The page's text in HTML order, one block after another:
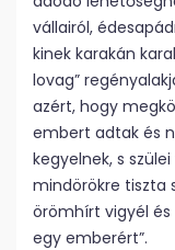
vállairól,
kinek karakán
lovag”
azért, hogy
embert adtak és
kegyelnek, s
mindörökre tiszta
örömhírt vigyél és
egy emberért”.